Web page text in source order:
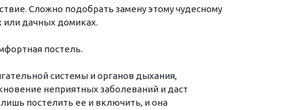
Сложно подобрать замену этому чудесному
или дачных домиках.
постель.
системы и органов дыхания,
неприятных заболеваний и даст
постелить ее и включить, и она